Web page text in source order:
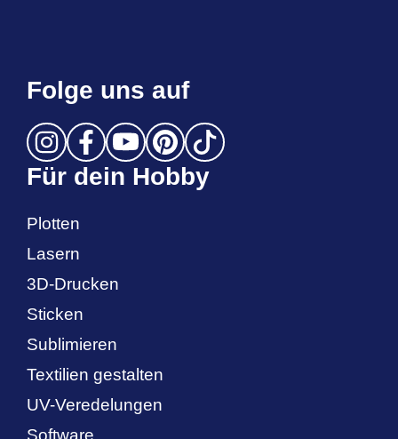
Folge uns auf
Für dein Hobby
Plotten
Lasern
3D-Drucken
Sticken
Sublimieren
Textilien gestalten
UV-Veredelungen
Software